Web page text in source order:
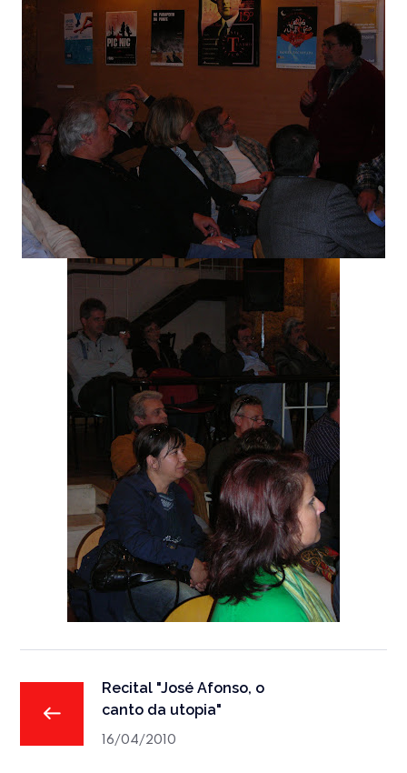
Recital "José Afonso, o
canto da utopia"
16/04/2010